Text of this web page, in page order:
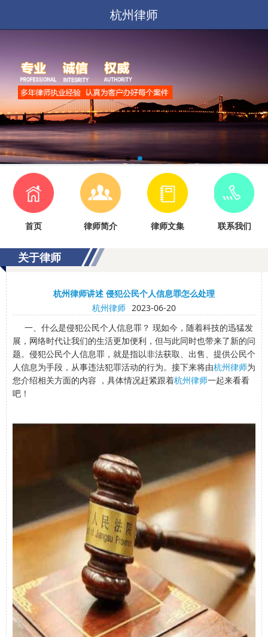
杭州律师
首页 律师简介 律师文集 联系我们
关于律师
杭州律师讲述 侵犯公民个人信息罪怎么处理
杭州律师 2023-06-20
一、什么是侵犯公民个人信息罪？ 现如今，随着科技的迅猛发
展，网络时代让我们的生活更加便利，但与此同时也带来了新的问
题。侵犯公民个人信息罪，就是指以非法获取、出售、提供公民个
人信息为手段，从事违法犯罪活动的行为。接下来将由杭州律师为
您介绍相关方面的内容 ，具体情况赶紧跟着杭州律师一起来看看
吧！